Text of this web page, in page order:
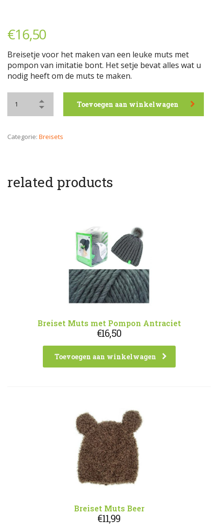
€16,50
Breisetje voor het maken van een leuke muts met
pompon van imitatie bont. Het setje bevat alles wat u
nodig heeft om de muts te maken.
Toevoegen aan winkelwagen
Categorie: Breisets
related products
Breiset Muts met Pompon Antraciet
€16,50
Toevoegen aan winkelwagen
Breiset Muts Beer
€11,99